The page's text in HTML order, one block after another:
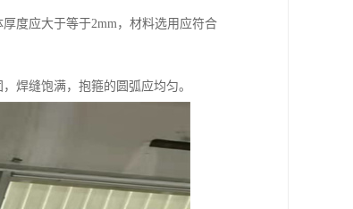
度应大于等于2mm，材料选用应符合
焊缝饱满，抱箍的圆弧应均匀。